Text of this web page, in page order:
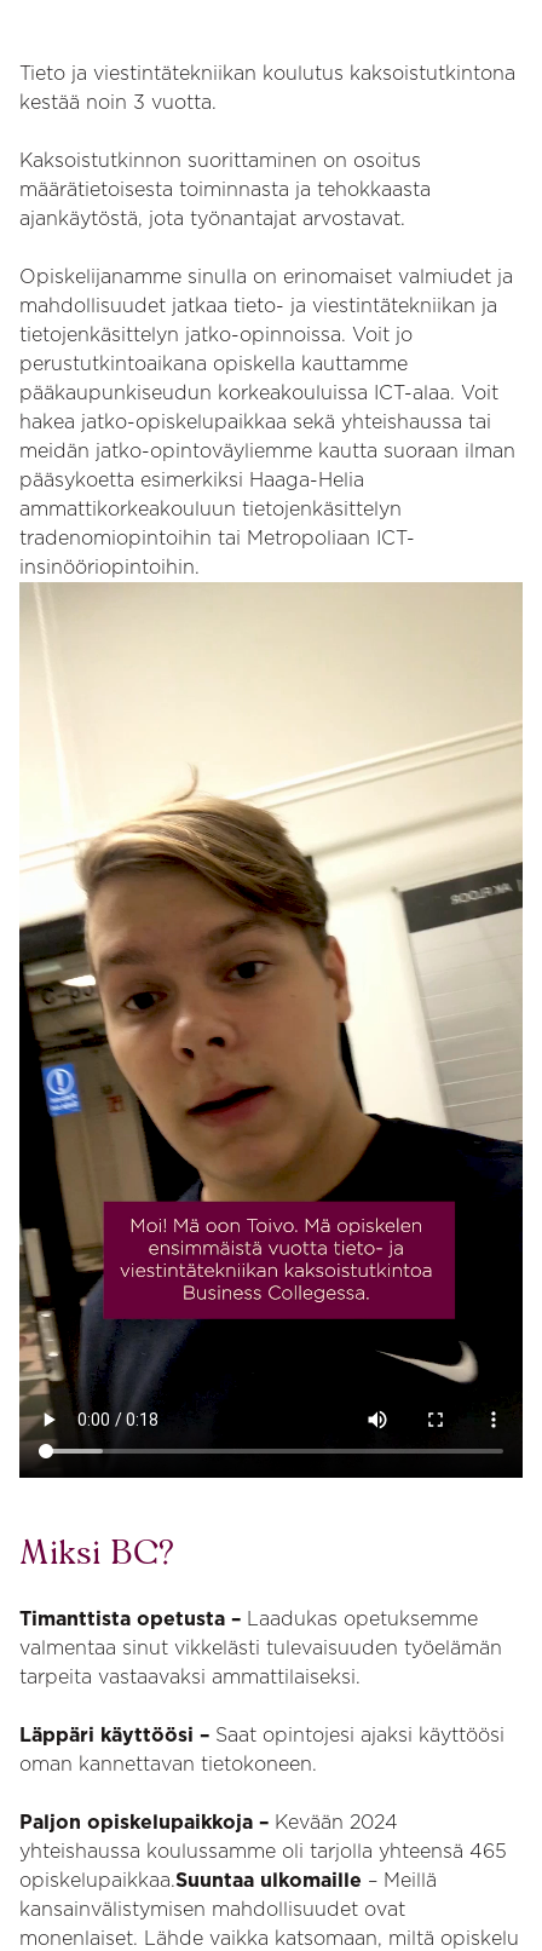
Tieto ja viestintätekniikan koulutus kaksoistutkintona
kestää noin 3 vuotta.
Kaksoistutkinnon suorittaminen on osoitus
määrätietoisesta toiminnasta ja tehokkaasta
ajankäytöstä, jota työnantajat arvostavat.
Opiskelijanamme sinulla on erinomaiset valmiudet ja
mahdollisuudet jatkaa tieto- ja viestintätekniikan ja
tietojenkäsittelyn jatko-opinnoissa. Voit jo
perustutkintoaikana opiskella kauttamme
pääkaupunkiseudun korkeakouluissa ICT-alaa. Voit
hakea jatko-opiskelupaikkaa sekä yhteishaussa tai
meidän jatko-opintoväyliemme kautta suoraan ilman
pääsykoetta esimerkiksi Haaga-Helia
ammattikorkeakouluun tietojenkäsittelyn
tradenomiopintoihin tai Metropoliaan ICT-
insinööriopintoihin.
Miksi BC?
Timanttista opetusta – Laadukas opetuksemme
valmentaa sinut vikkelästi tulevaisuuden työelämän
tarpeita vastaavaksi ammattilaiseksi.
Läppäri käyttöösi – Saat opintojesi ajaksi käyttöösi
oman kannettavan tietokoneen.
Paljon opiskelupaikkoja – Kevään 2024
yhteishaussa koulussamme oli tarjolla yhteensä 465
opiskelupaikkaa.Suuntaa ulkomaille – Meillä
kansainvälistymisen mahdollisuudet ovat
monenlaiset. Lähde vaikka katsomaan, miltä opiskelu